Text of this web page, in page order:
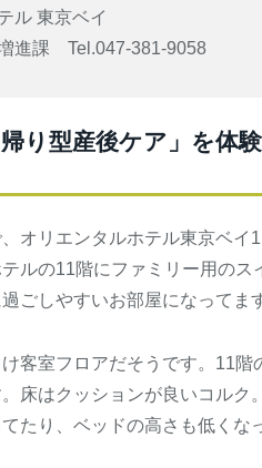
東京ベイ
進課 Tel.047-381-9058
り型産後ケア」を体
オリエンタルホテル東京ベイ
ルの11階にファミリー用のス
ごしやすいお部屋になってま
客室フロアだそうです。11
床はクッションが良いコルク
たり、ベッドの高さも低くな